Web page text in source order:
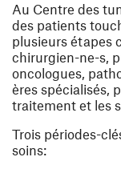
Au Centre des
des patients
plusieurs étapes
chirurgien-ne-s,
oncologues,
ères spécialisés ,
traitement et les
Trois périodes-
soins: